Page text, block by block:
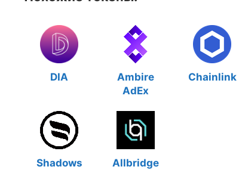
DIA
Ambire
AdEx
Chainlink
Shadows Allbridge